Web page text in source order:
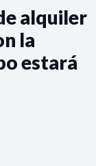
alquiler
la
estará